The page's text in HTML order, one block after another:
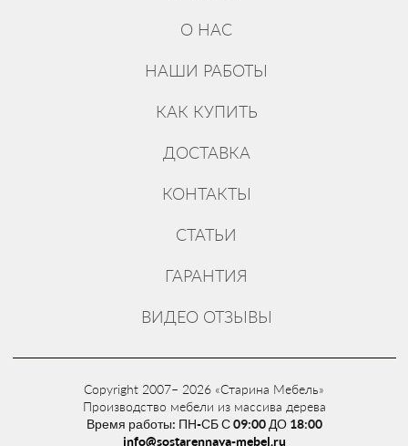
О НАС
НАШИ РАБОТЫ
КАК КУПИТЬ
ДОСТАВКА
КОНТАКТЫ
СТАТЬИ
ГАРАНТИЯ
ВИДЕО ОТЗЫВЫ
Copyright 2007– 2026 «Старина Мебель»
Производство мебели из массива дерева
Время работы: ПН-СБ С 09:00 ДО 18:00
info@sostarennaya-mebel.ru